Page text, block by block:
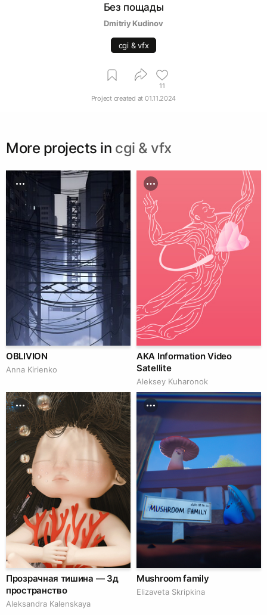
Без пощады
Dmitriy Kudinov
cgi & vfx
11
Project created at 01.11.2024
More projects in cgi & vfx
OBLIVION
Anna Kirienko
AKA Information Video
Satellite
Aleksey Kuharonok
Прозрачная тишина — 3д
пространство
Aleksandra Kalenskaya
Mushroom family
Elizaveta Skripkina